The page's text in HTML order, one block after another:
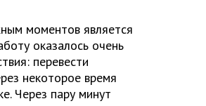
моментов является
оказалось очень
перевести
некоторое время
Через пару минут